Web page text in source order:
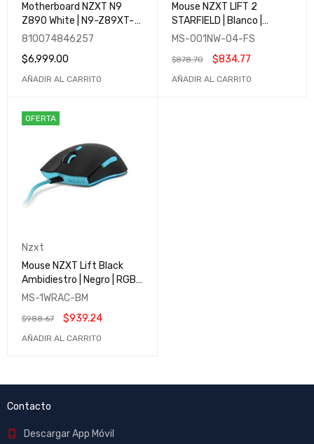
Motherboard NZXT N9
Z890 White | N9-Z89XT-
W1 | LGA1851 | ATX | Wi-Fi 7
Gamer
810074846257
$6,999.00
AÑADIR AL CARRITO
Mouse NZXT LIFT 2
STARFIELD | Blanco |
Sensor PixArt PMW3395 |
26000 DPI | MS-001NW-
04-FS
MS-001NW-04-FS
$878.70 $834.77
AÑADIR AL CARRITO
OFERTA
Nzxt
Mouse NZXT Lift Black
Ambidiestro | Negro | RGB |
Sensor PixArt 3389 |
clicks) | 16,000 DPI | MS-
1WRAC-BM
MS-1WRAC-BM
$988.67 $939.24
AÑADIR AL CARRITO
Contacto
Descargar App Móvil